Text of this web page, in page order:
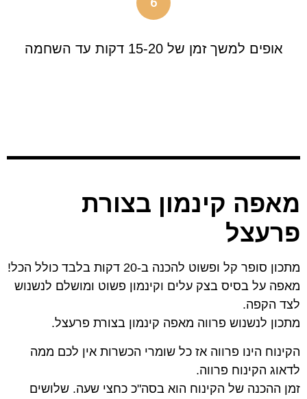
אופים למשך זמן של 15-20 דקות עד השחמה
מאפה קינמון בצורת
פרעצל
מתכון סופר קל ופשוט להכנה ב-20 דקות בלבד כולל הכל!
מאפה על בסיס בצק עלים וקינמון פשוט ומושלם לנשנוש
לצד הקפה.
מתכון לנשנוש פרווה מאפה קינמון בצורת פרעצל.
הקינוח הינו פרווה אז כל שומרי הכשרות אין לכם ממה
לדאוג הקינוח פרווה.
זמן ההכנה של הקינוח הוא בסה"כ כחצי שעה. שלושים